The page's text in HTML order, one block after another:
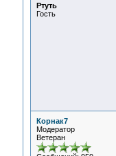
Ртуть
Гость
Корнак7
Модератор
Ветеран